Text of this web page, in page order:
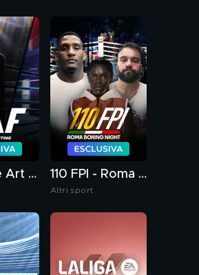
TAF - The Art of Fighting 110 FPI - Roma Boxing Night
Altri sport